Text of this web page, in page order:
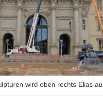
wird oben rechts Elias